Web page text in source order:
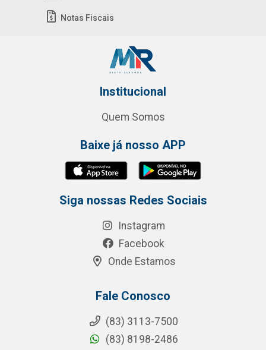
Notas Fiscais
Institucional
Quem Somos
Baixe já nosso APP
Siga nossas Redes Sociais
Instagram
Facebook
Onde Estamos
Fale Conosco
(83) 3113-7500
(83) 8198-2486